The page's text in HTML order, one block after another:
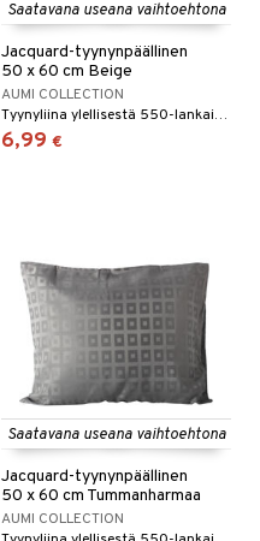
Saatavana useana vaihtoehtona
Jacquard-tyynynpäällinen
50 x 60 cm Beige
AUMI COLLECTION
Tyynyliina ylellisestä 550-lankaisesta Micro Cotton -materiaalista.
6,99 €
Saatavana useana vaihtoehtona
Jacquard-tyynynpäällinen
50 x 60 cm Tummanharmaa
AUMI COLLECTION